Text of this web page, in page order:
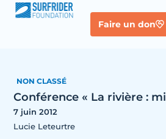
Faire un don
NON CLASSÉ
Conférence « La rivière :
7 juin 2012
Lucie Leteurtre